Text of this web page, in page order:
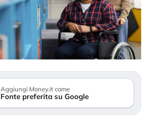
Aggiungi Money.it come
Fonte preferita su Google